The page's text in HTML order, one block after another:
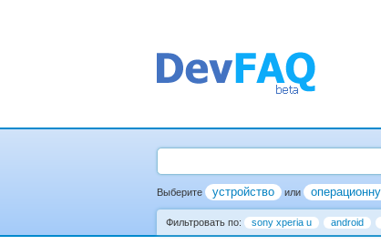
Выберите устройство или
Фильтровать по: sony xperia u android